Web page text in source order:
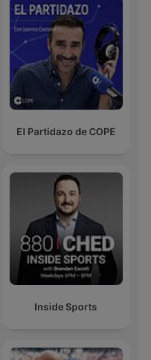
El Partidazo de COPE
Inside Sports